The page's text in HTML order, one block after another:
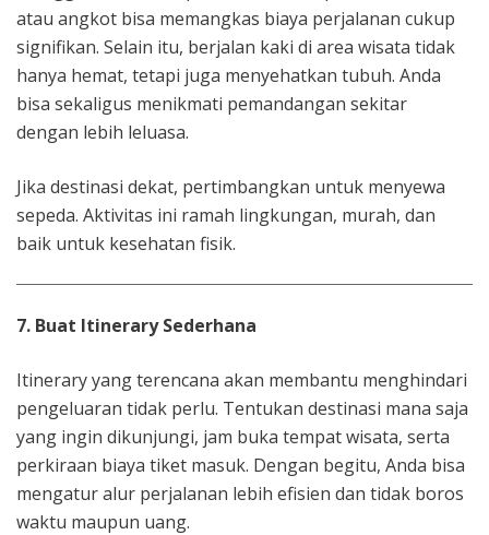
atau angkot bisa memangkas biaya perjalanan cukup
signifikan. Selain itu, berjalan kaki di area wisata tidak
hanya hemat, tetapi juga menyehatkan tubuh. Anda
bisa sekaligus menikmati pemandangan sekitar
dengan lebih leluasa.
Jika destinasi dekat, pertimbangkan untuk menyewa
sepeda. Aktivitas ini ramah lingkungan, murah, dan
baik untuk kesehatan fisik.
7. Buat Itinerary Sederhana
Itinerary yang terencana akan membantu menghindari
pengeluaran tidak perlu. Tentukan destinasi mana saja
yang ingin dikunjungi, jam buka tempat wisata, serta
perkiraan biaya tiket masuk. Dengan begitu, Anda bisa
mengatur alur perjalanan lebih efisien dan tidak boros
waktu maupun uang.